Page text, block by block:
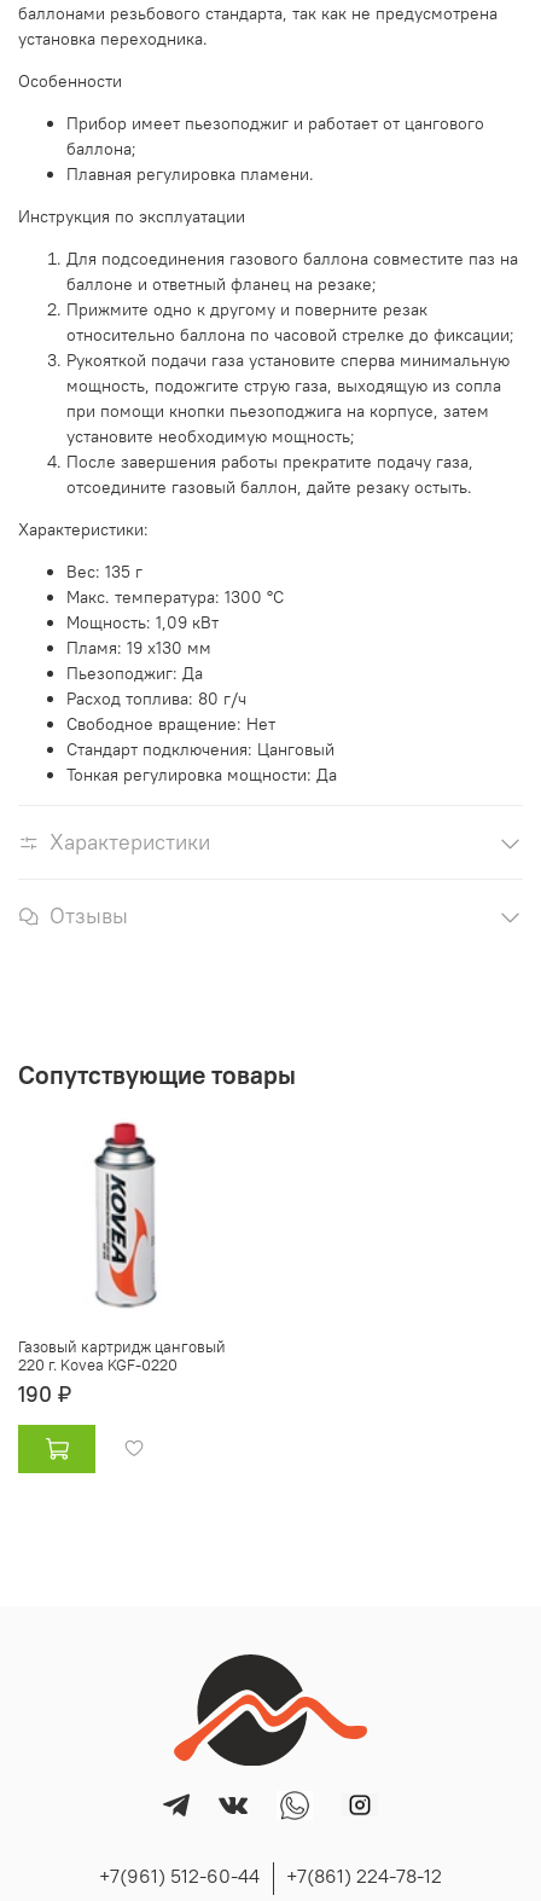
баллонами резьбового стандарта, так как не предусмотрена
установка переходника.
Особенности
Прибор имеет пьезоподжиг и работает от цангового
баллона;
Плавная регулировка пламени.
Инструкция по эксплуатации
Для подсоединения газового баллона совместите паз на
баллоне и ответный фланец на резаке;
Прижмите одно к другому и поверните резак
относительно баллона по часовой стрелке до фиксации;
Рукояткой подачи газа установите сперва минимальную
мощность, подожгите струю газа, выходящую из сопла
при помощи кнопки пьезоподжига на корпусе, затем
установите необходимую мощность;
После завершения работы прекратите подачу газа,
отсоедините газовый баллон, дайте резаку остыть.
Характеристики:
Вес: 135 г
Макс. температура: 1300 °C
Мощность: 1,09 кВт
Пламя: 19 x130 мм
Пьезоподжиг: Да
Расход топлива: 80 г/ч
Свободное вращение: Нет
Стандарт подключения: Цанговый
Тонкая регулировка мощности: Да
Характеристики
Отзывы
Сопутствующие товары
Газовый картридж цанговый
220 г. Kovea KGF-0220
190 ₽
+7(961) 512-60-44
+7(861) 224-78-12